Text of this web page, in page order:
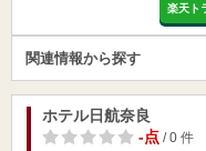
楽天ト
関連情報から探す
ホテル日航奈良
-点/ 0 件